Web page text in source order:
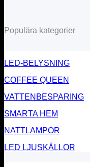
Populära kategorier
LED-BELYSNING
COFFEE QUEEN
VATTENBESPARING
SMARTA HEM
NATTLAMPOR
LED LJUSKÄLLOR